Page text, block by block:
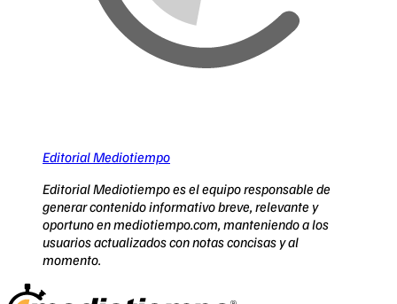
Editorial Mediotiempo
Editorial Mediotiempo es el equipo responsable de
generar contenido informativo breve, relevante y
oportuno en mediotiempo.com, manteniendo a los
usuarios actualizados con notas concisas y al
momento.